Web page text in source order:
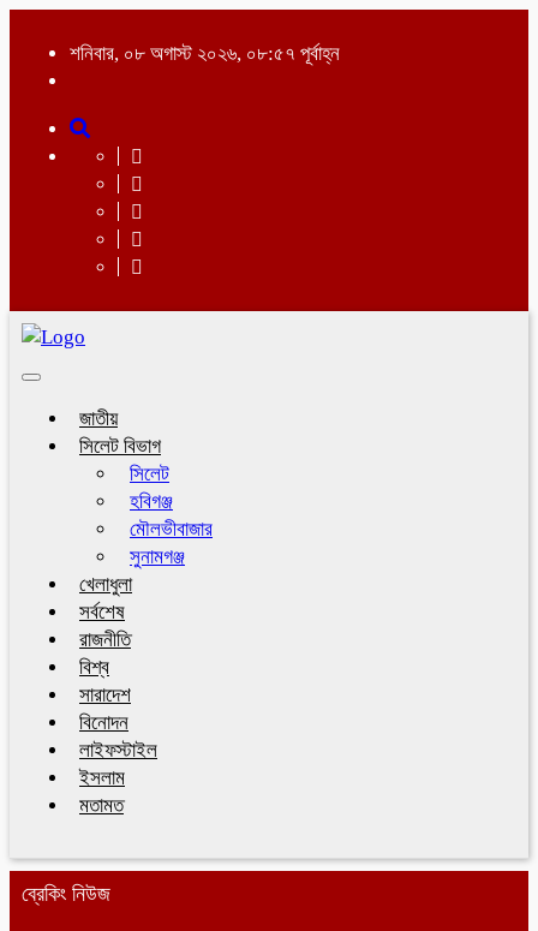
শনিবার, ০৮ অগাস্ট ২০২৬, ০৮:৫৭ পূর্বাহ্ন
Toggle
জাতীয়
সিলেট বিভাগ
সিলেট
হবিগঞ্জ
মৌলভীবাজার
সুনামগঞ্জ
খেলাধুলা
সর্বশেষ
রাজনীতি
বিশ্ব
সারাদেশ
বিনোদন
লাইফস্টাইল
ইসলাম
মতামত
ব্রেকিং নিউজ